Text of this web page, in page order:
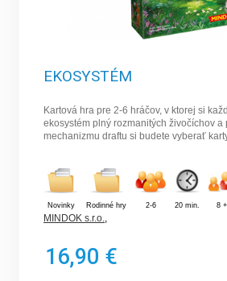
EKOSYSTÉM
Kartová hra pre 2-6 hráčov, v ktorej si
ekosystém plný rozmanitých živočíchov a
mechanizmu draftu si budete vyberať karty
Novinky Rodinné hry 2-6 20 min. 8 +
MINDOK s.r.o.
16,90 €